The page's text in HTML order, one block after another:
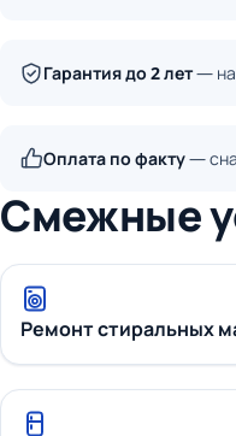
Гарантия до 2 лет— на
Оплата по факту—
Смежные
Ремонт стиральных